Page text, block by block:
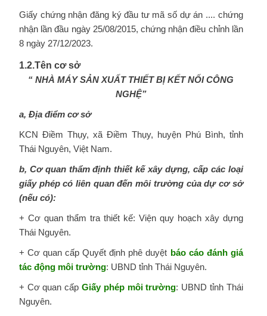
Giấy chứng nhận đăng ký đầu tư mã số dự án .... chứng
nhận lần đầu ngày 25/08/2015, chứng nhận điều chỉnh lần
8 ngày 27/12/2023.
1.2.Tên cơ sở
“ NHÀ MÁY SẢN XUẤT THIẾT BỊ KẾT NỐI CÔNG
NGHỆ”
a, Địa điểm cơ sở
KCN Điềm Thụy, xã Điềm Thụy, huyện Phú Bình, tỉnh
Thái Nguyên, Việt Nam.
b, Cơ quan thẩm định thiết kế xây dựng, cấp các loại
giấy phép có liên quan đến môi trường của dự cơ sở
(nếu có):
+ Cơ quan thẩm tra thiết kế: Viện quy hoạch xây dựng
Thái Nguyên.
+ Cơ quan cấp Quyết định phê duyệt báo cáo đánh giá
tác động môi trường: UBND tỉnh Thái Nguyên.
+ Cơ quan cấpGiấy phép môi trường: UBND tỉnh Thái
Nguyên.